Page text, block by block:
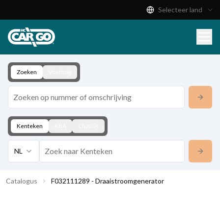
Download
Contact
Selecteer land
Zoeken
Kenteken
NL
Catalogus F032111289 - Draaistroomgenerator